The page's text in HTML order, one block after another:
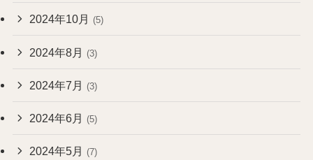
2024年10月 (5)
2024年8月 (3)
2024年7月 (3)
2024年6月 (5)
2024年5月 (7)